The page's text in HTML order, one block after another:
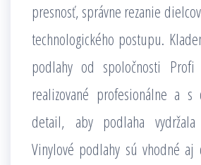
presnosť, správne rezanie
technologického postupu.
podlahy od spoločnosti
realizované profesionálne a s
detail, aby podlaha
Vinylové podlahy sú vhodné aj